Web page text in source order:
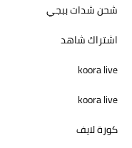
شحن شدات ببجي
اشتراك شاهد
koora live
koora live
كورة لايف